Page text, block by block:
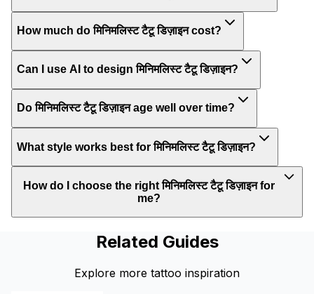
How much do मिनिमलिस्ट टैटू डिज़ाइन cost?
Can I use AI to design मिनिमलिस्ट टैटू डिज़ाइन?
Do मिनिमलिस्ट टैटू डिज़ाइन age well over time?
What style works best for मिनिमलिस्ट टैटू डिज़ाइन?
How do I choose the right मिनिमलिस्ट टैटू डिज़ाइन for
me?
Related Guides
Explore more tattoo inspiration